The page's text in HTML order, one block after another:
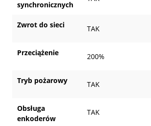
synchronicznych
Zwrot do sieci TAK
Przeciążenie 200%
Tryb pożarowy TAK
Obsługa
enkoderów
TAK